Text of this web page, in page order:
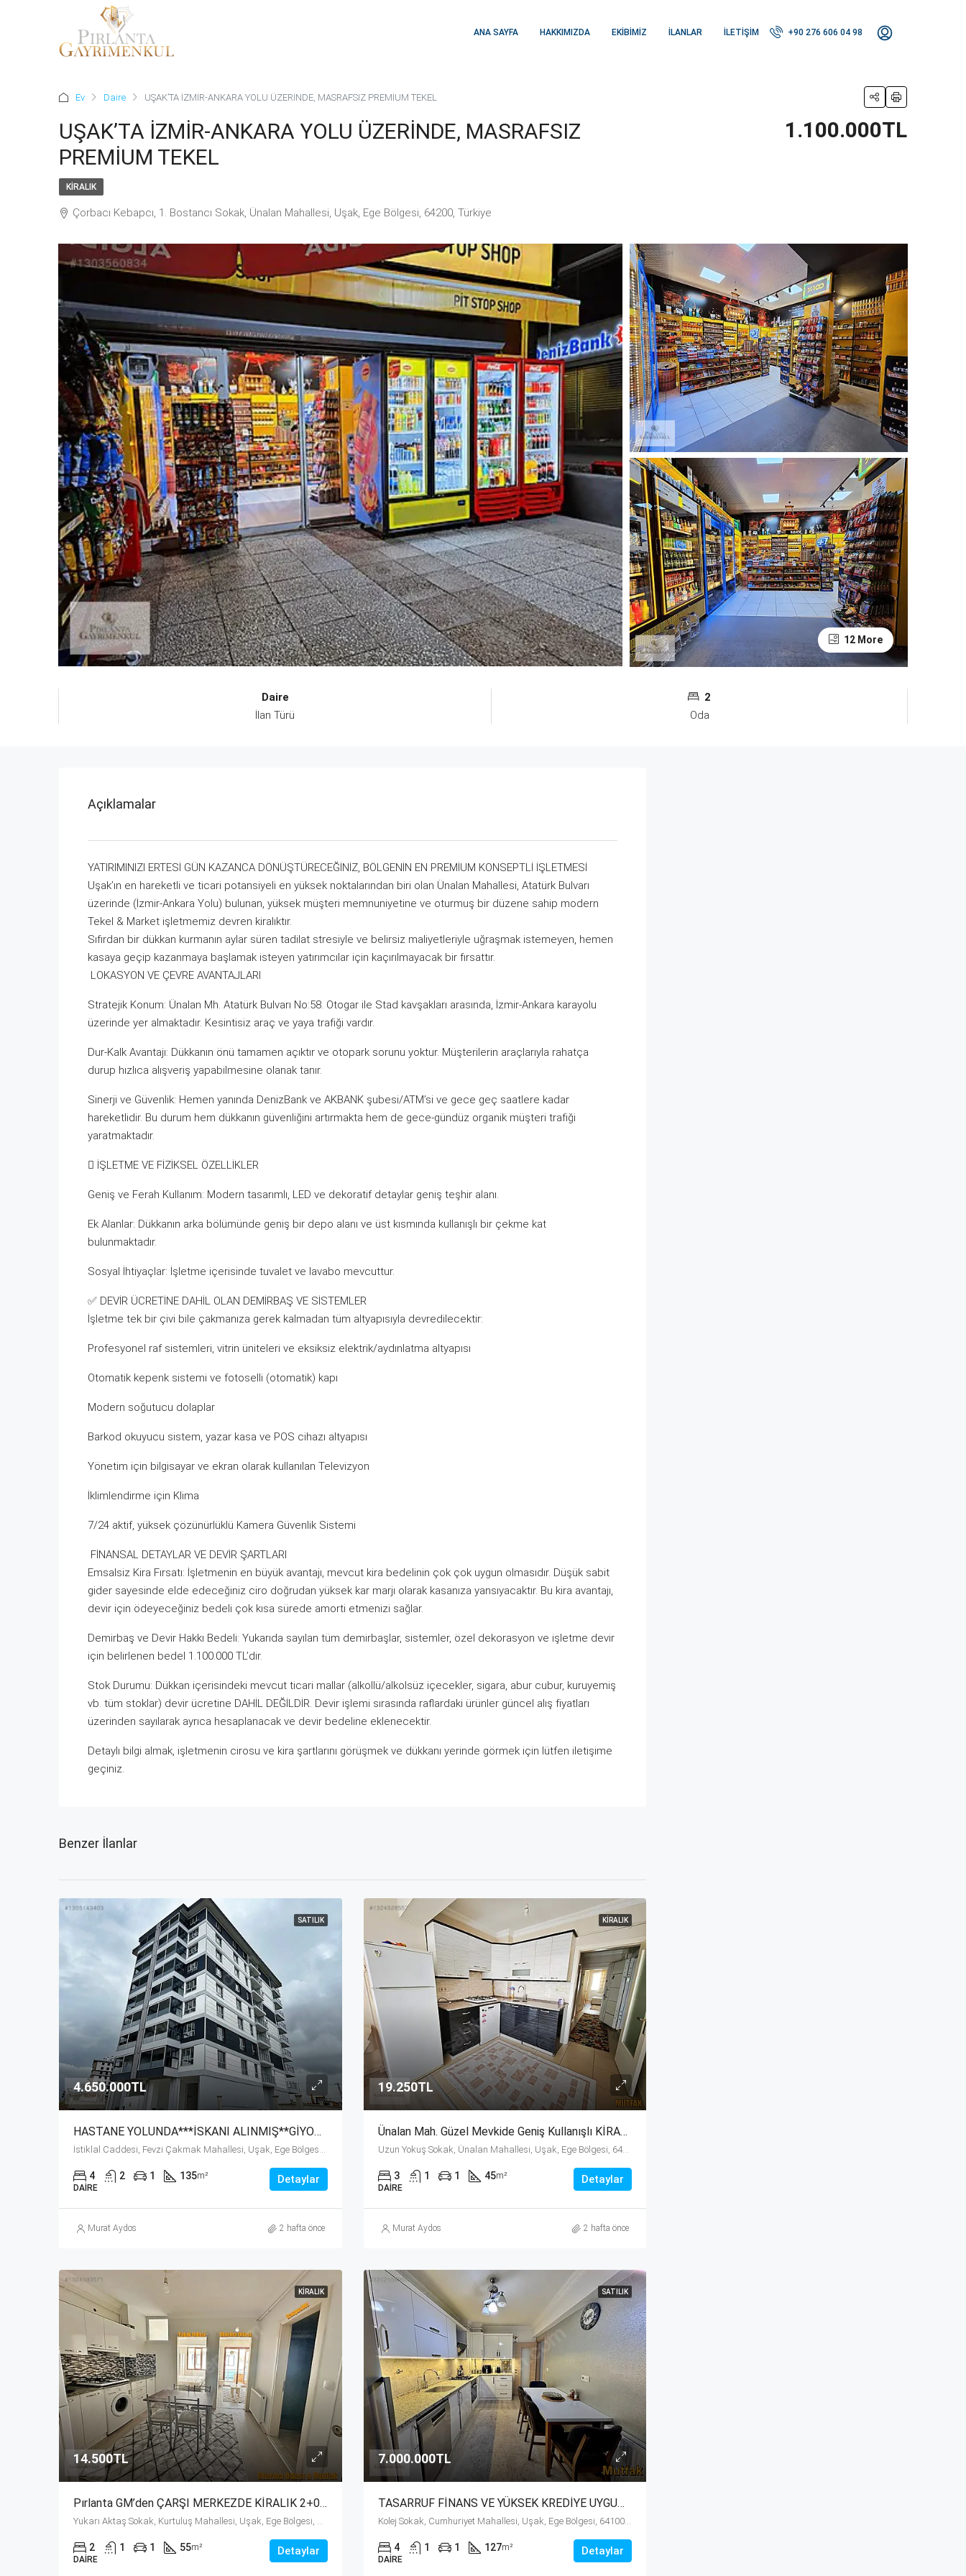
ANA SAYFA HAKKIMIZDA EKIBIMIZ İLANLAR İLETIŞIM +90 276 606 04 98
Ev Daire UŞAK’TA İZMİR-ANKARA YOLU ÜZERİNDE, MASRAFSIZ PREMİUM TEKEL
UŞAK’TA İZMİR-ANKARA YOLU ÜZERİNDE, MASRAFSIZ
PREMİUM TEKEL
1.100.000TL
KIRALIK
Çorbacı Kebapcı, 1. Bostancı Sokak, Ünalan Mahallesi, Uşak, Ege Bölgesi, 64200, Türkiye
12 More
Daire
İlan Türü
2
Oda
Açıklamalar
YATIRIMINIZI ERTESİ GÜN KAZANCA DÖNÜŞTÜRECEĞİNİZ, BÖLGENİN EN PREMİUM KONSEPTLİ İŞLETMESİ
Uşak’ın en hareketli ve ticari potansiyeli en yüksek noktalarından biri olan Ünalan Mahallesi, Atatürk Bulvarı
üzerinde (İzmir-Ankara Yolu) bulunan, yüksek müşteri memnuniyetine ve oturmuş bir düzene sahip modern
Tekel & Market işletmemiz devren kiralıktır.
Sıfırdan bir dükkan kurmanın aylar süren tadilat stresiyle ve belirsiz maliyetleriyle uğraşmak istemeyen, hemen
kasaya geçip kazanmaya başlamak isteyen yatırımcılar için kaçırılmayacak bir fırsattır.
LOKASYON VE ÇEVRE AVANTAJLARI
Stratejik Konum: Ünalan Mh. Atatürk Bulvarı No:58. Otogar ile Stad kavşakları arasında, İzmir-Ankara karayolu
üzerinde yer almaktadır. Kesintisiz araç ve yaya trafiği vardır.
Dur-Kalk Avantajı: Dükkanın önü tamamen açıktır ve otopark sorunu yoktur. Müşterilerin araçlarıyla rahatça
durup hızlıca alışveriş yapabilmesine olanak tanır.
Sinerji ve Güvenlik: Hemen yanında DenizBank ve AKBANK şubesi/ATM’si ve gece geç saatlere kadar
hareketlidir. Bu durum hem dükkanın güvenliğini artırmakta hem de gece-gündüz organik müşteri trafiği
yaratmaktadır.
 İŞLETME VE FİZİKSEL ÖZELLİKLER
Geniş ve Ferah Kullanım: Modern tasarımlı, LED ve dekoratif detaylar geniş teşhir alanı.
Ek Alanlar: Dükkanın arka bölümünde geniş bir depo alanı ve üst kısmında kullanışlı bir çekme kat
bulunmaktadır.
Sosyal İhtiyaçlar: İşletme içerisinde tuvalet ve lavabo mevcuttur.
✅ DEVİR ÜCRETİNE DAHİL OLAN DEMİRBAŞ VE SİSTEMLER
İşletme tek bir çivi bile çakmanıza gerek kalmadan tüm altyapısıyla devredilecektir:
Profesyonel raf sistemleri, vitrin üniteleri ve eksiksiz elektrik/aydınlatma altyapısı
Otomatik kepenk sistemi ve fotoselli (otomatik) kapı
Modern soğutucu dolaplar
Barkod okuyucu sistem, yazar kasa ve POS cihazı altyapısı
Yönetim için bilgisayar ve ekran olarak kullanılan Televizyon
İklimlendirme için Klima
7/24 aktif, yüksek çözünürlüklü Kamera Güvenlik Sistemi
FİNANSAL DETAYLAR VE DEVİR ŞARTLARI
Emsalsiz Kira Fırsatı: İşletmenin en büyük avantajı, mevcut kira bedelinin çok çok uygun olmasıdır. Düşük sabit
gider sayesinde elde edeceğiniz ciro doğrudan yüksek kar marjı olarak kasanıza yansıyacaktır. Bu kira avantajı,
devir için ödeyeceğiniz bedeli çok kısa sürede amorti etmenizi sağlar.
Demirbaş ve Devir Hakkı Bedeli: Yukarıda sayılan tüm demirbaşlar, sistemler, özel dekorasyon ve işletme devir
için belirlenen bedel 1.100.000 TL’dir.
Stok Durumu: Dükkan içerisindeki mevcut ticari mallar (alkollü/alkolsüz içecekler, sigara, abur cubur, kuruyemiş
vb. tüm stoklar) devir ücretine DAHİL DEĞİLDİR. Devir işlemi sırasında raflardaki ürünler güncel alış fiyatları
üzerinden sayılarak ayrıca hesaplanacak ve devir bedeline eklenecektir.
Detaylı bilgi almak, işletmenin cirosu ve kira şartlarını görüşmek ve dükkanı yerinde görmek için lütfen iletişime
geçiniz.
Benzer İlanlar
SATILIK
4.650.000TL
HASTANE YOLUNDA***İSKANI ALINMIŞ**GİYOTİN CAM BALKONLU 3+1 DAİRE
İstiklal Caddesi, Fevzi Çakmak Mahallesi, Uşak, Ege Bölgesi, 64300, Türkiye
4 2 1 135m²
DAIRE
Detaylar
Murat Aydos 2 hafta önce
KIRALIK
19.250TL
Ünalan Mah. Güzel Mevkide Geniş Kullanışlı KİRALIK Eşyalı Apart
Uzun Yokuş Sokak, Ünalan Mahallesi, Uşak, Ege Bölgesi, 64100, Türkiye
3 1 1 45m²
DAIRE
Detaylar
Murat Aydos 2 hafta önce
KIRALIK
14.500TL
Pırlanta GM’den ÇARŞI MERKEZDE KİRALIK 2+0 APART
Yukarı Aktaş Sokak, Kurtuluş Mahallesi, Uşak, Ege Bölgesi, 64000, Türkiye
2 1 1 55m²
DAIRE
Detaylar
SATILIK
7.000.000TL
TASARRUF FİNANS VE YÜKSEK KREDİYE UYGUN – FULL YAPILI (3+1)
Kolej Sokak, Cumhuriyet Mahallesi, Uşak, Ege Bölgesi, 64100, Türkiye
4 1 1 127m²
DAIRE
Detaylar